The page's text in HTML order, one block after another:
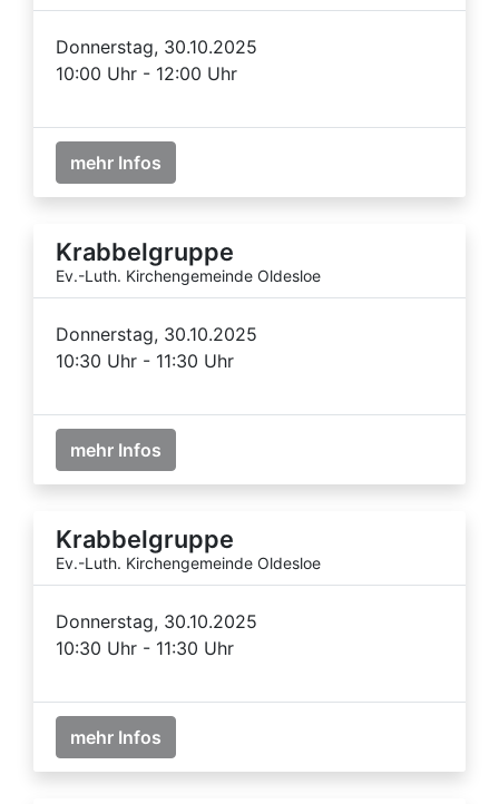
Donnerstag, 30.10.2025
10:00 Uhr - 12:00 Uhr
mehr Infos
Krabbelgruppe
Ev.-Luth. Kirchengemeinde Oldesloe
Donnerstag, 30.10.2025
10:30 Uhr - 11:30 Uhr
mehr Infos
Krabbelgruppe
Ev.-Luth. Kirchengemeinde Oldesloe
Donnerstag, 30.10.2025
10:30 Uhr - 11:30 Uhr
mehr Infos